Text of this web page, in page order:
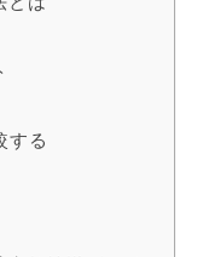
する